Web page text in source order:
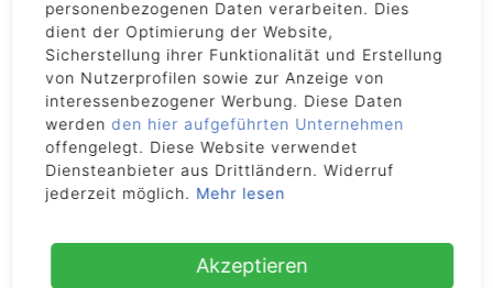
Artikelnummer
2103
Ausladung
63 cm
Backboard Material
personenbezogenen Daten verarbeiten. Dies
dient der Optimierung der Website,
Sicherstellung ihrer Funktionalität und Erstellung
von Nutzerprofilen sowie zur Anzeige von
interessenbezogener Werbung. Diese Daten
werdenden hier aufgeführten Unternehmen
offengelegt. Diese Website verwendet
Diensteanbieter aus Drittländern. Widerruf
jederzeit möglich. Mehr lesen
Akzeptieren